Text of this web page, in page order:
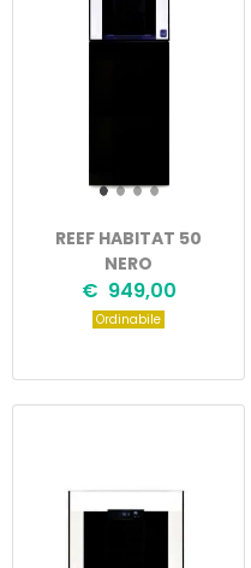
REEF HABITAT 50
NERO
€ 949,00
Ordinabile